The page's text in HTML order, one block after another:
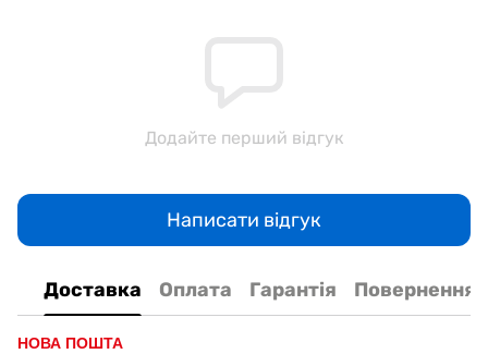
Додайте перший відгук
Написати відгук
Доставка Оплата Гарантія Повернення
НОВА ПОШТА